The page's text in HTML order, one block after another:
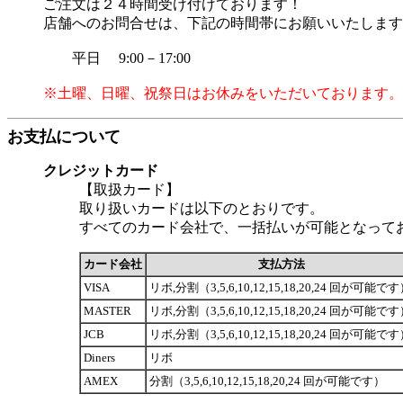
ご注文は２４時間受け付けております！
店舗へのお問合せは、下記の時間帯にお願いいたします
平日 9:00－17:00
※土曜、日曜、祝祭日はお休みをいただいております。
お支払について
クレジットカード
【取扱カード】
取り扱いカードは以下のとおりです。
すべてのカード会社で、一括払いが可能となって
カード会社
支払方法
VISA
リボ,分割（3,5,6,10,12,15,18,20,24 回が可能です
MASTER
リボ,分割（3,5,6,10,12,15,18,20,24 回が可能です
JCB
リボ,分割（3,5,6,10,12,15,18,20,24 回が可能です
Diners
リボ
AMEX
分割（3,5,6,10,12,15,18,20,24 回が可能です）